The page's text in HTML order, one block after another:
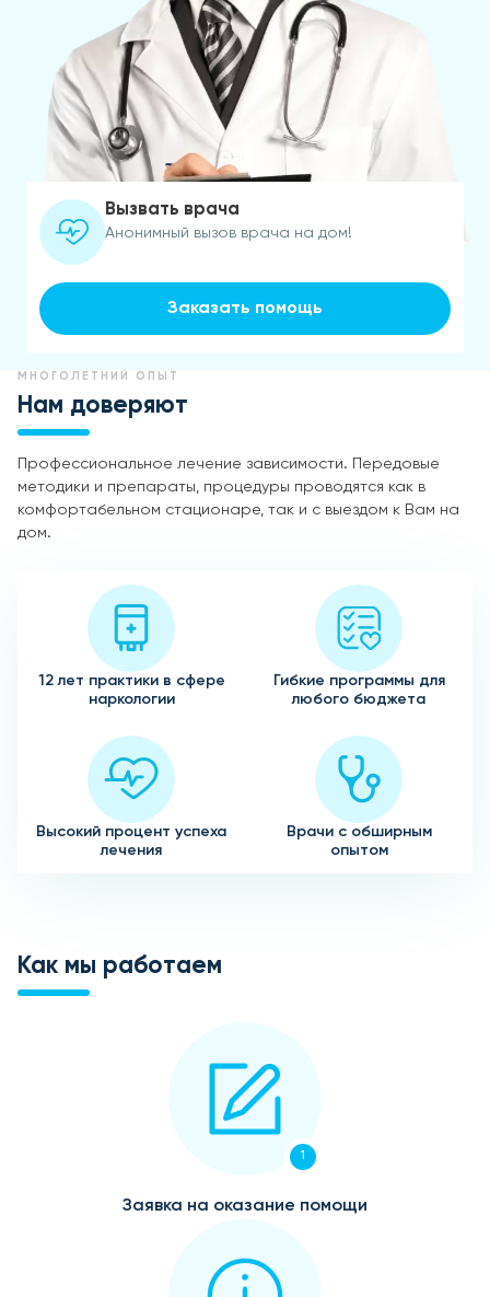
Вызвать врача
Анонимный вызов врача на дом!
Заказать помощь
МНОГОЛЕТНИЙ ОПЫТ
Нам доверяют
Профессиональное лечение зависимости. Передовые
методики и препараты, процедуры проводятся как в
комфортабельном стационаре, так и с выездом к Вам на
дом.
12 лет практики в сфере
наркологии
Гибкие программы для
любого бюджета
Высокий процент успеха
лечения
Врачи с обширным
опытом
Как мы работаем
1
Заявка на оказание помощи